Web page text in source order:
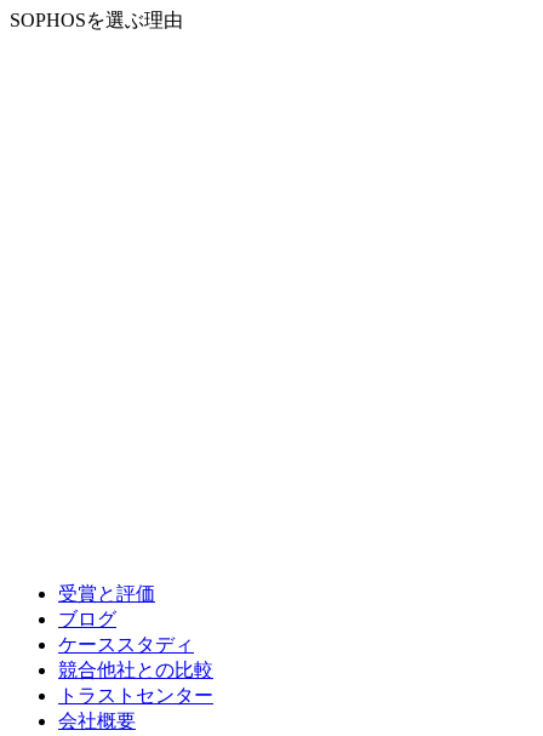
SOPHOSを選ぶ理由
受賞と評価
ブログ
ケーススタディ
競合他社との比較
トラストセンター
会社概要